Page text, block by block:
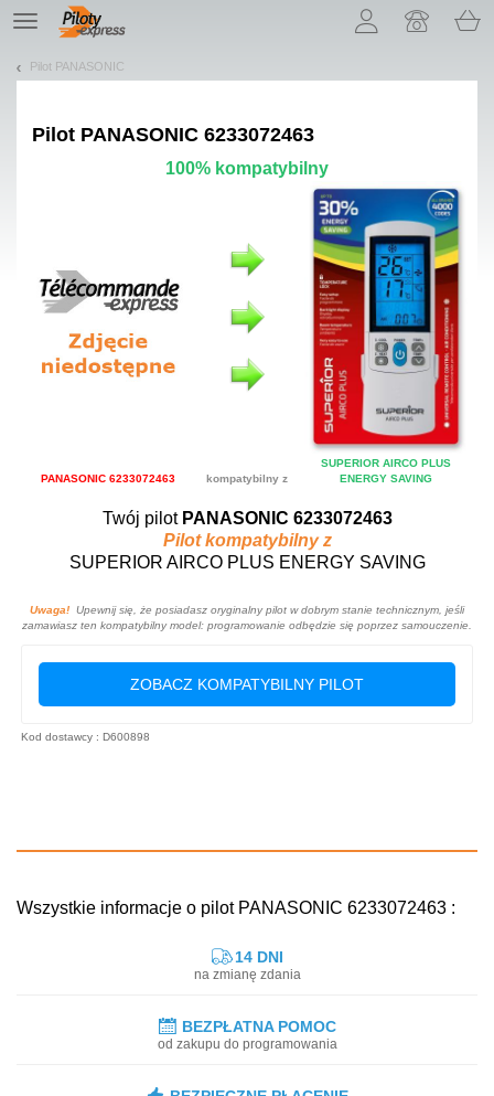
TE
navigation
Pilot PANASONIC
Pilot PANASONIC 6233072463
100% kompatybilny
PANASONIC 6233072463 kompatybilny z
SUPERIOR AIRCO PLUS
ENERGY SAVING
Twój pilot PANASONIC 6233072463
Pilot kompatybilny z
SUPERIOR AIRCO PLUS ENERGY SAVING
Uwaga! Upewnij się, że posiadasz oryginalny pilot w dobrym stanie technicznym, jeśli
zamawiasz ten kompatybilny model: programowanie odbędzie się poprzez samouczenie.
ZOBACZ KOMPATYBILNY PILOT
Kod dostawcy : D600898
Wszystkie informacje o pilot PANASONIC 6233072463 :
14 DNI
na zmianę zdania
BEZPŁATNA POMOC
od zakupu do programowania
Pozwól, że przedstawimy nasze ciasteczka!